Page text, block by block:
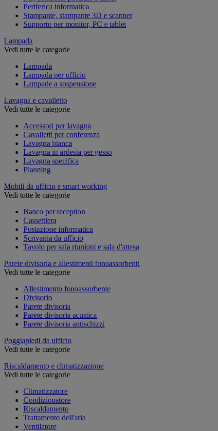
Periferica informatica
Stampante, stampante 3D e scanner
Supporto per monitor, PC e tablet
Lampada
Vedi tutte le categorie
Lampada
Lampada per ufficio
Lampade a sospensione
Lavagna e cavalletto
Vedi tutte le categorie
Accessori per lavagna
Cavalletti per conferenza
Lavagna bianca
Lavagna in ardesia per gesso
Lavagna specifica
Planning
Mobili da ufficio e smart working
Vedi tutte le categorie
Banco per reception
Cassettiera
Postazione informatica
Scrivania da ufficio
Tavolo per sala riunioni e sala d'attesa
Parete divisoria e allestimenti fonoassorbenti
Vedi tutte le categorie
Allestimento fonoassorbente
Divisorio
Parete divisoria
Parete divisoria acustica
Parete divisoria antischizzi
Poggiapiedi da ufficio
Vedi tutte le categorie
Riscaldamento e climatizzazione
Vedi tutte le categorie
Climatizzatore
Condizionatore
Riscaldamento
Trattamento dell'aria
Ventilatore